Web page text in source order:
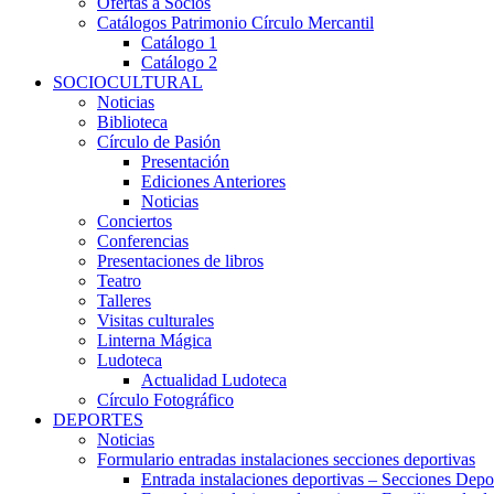
Catálogos Patrimonio Círculo Mercantil
Catálogo 1
Catálogo 2
SOCIOCULTURAL
Noticias
Biblioteca
Círculo de Pasión
Presentación
Ediciones Anteriores
Noticias
Conciertos
Conferencias
Presentaciones de libros
Teatro
Talleres
Visitas culturales
Linterna Mágica
Ludoteca
Actualidad Ludoteca
Círculo Fotográfico
DEPORTES
Noticias
Formulario entradas instalaciones secciones deportivas
Entrada instalaciones deportivas – Secciones